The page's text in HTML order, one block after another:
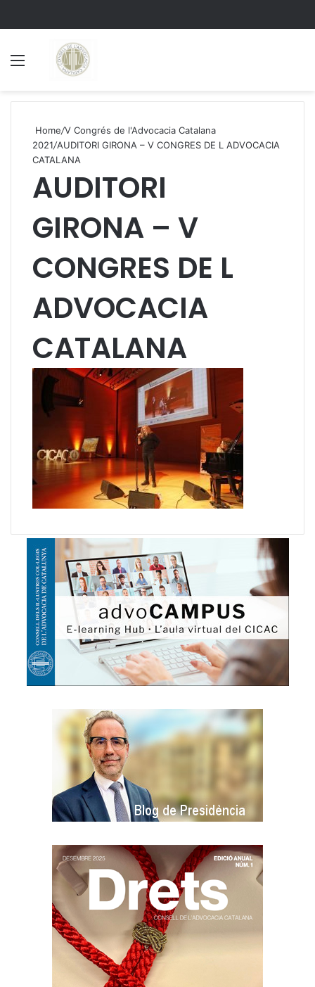
Home/V Congrés de l'Advocacia Catalana
2021/AUDITORI GIRONA – V CONGRES DE L ADVOCACIA
CATALANA
AUDITORI
GIRONA – V
CONGRES DE L
ADVOCACIA
CATALANA